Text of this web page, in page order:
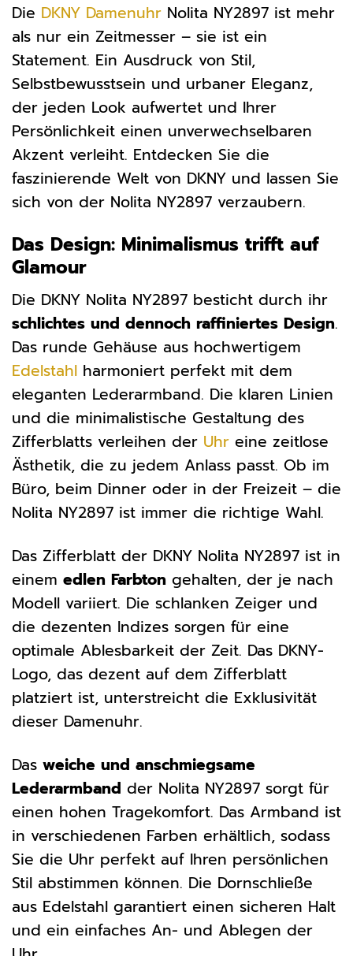
Die DKNY Damenuhr Nolita NY2897 ist mehr
als nur ein Zeitmesser – sie ist ein
Statement. Ein Ausdruck von Stil,
Selbstbewusstsein und urbaner Eleganz,
der jeden Look aufwertet und Ihrer
Persönlichkeit einen unverwechselbaren
Akzent verleiht. Entdecken Sie die
faszinierende Welt von DKNY und lassen Sie
sich von der Nolita NY2897 verzaubern.
Das Design: Minimalismus trifft auf
Glamour
Die DKNY Nolita NY2897 besticht durch ihr
schlichtes und dennoch raffiniertes Design.
Das runde Gehäuse aus hochwertigem
Edelstahl harmoniert perfekt mit dem
eleganten Lederarmband. Die klaren Linien
und die minimalistische Gestaltung des
Zifferblatts verleihen der Uhr eine zeitlose
Ästhetik, die zu jedem Anlass passt. Ob im
Büro, beim Dinner oder in der Freizeit – die
Nolita NY2897 ist immer die richtige Wahl.
Das Zifferblatt der DKNY Nolita NY2897 ist in
einem edlen Farbton gehalten, der je nach
Modell variiert. Die schlanken Zeiger und
die dezenten Indizes sorgen für eine
optimale Ablesbarkeit der Zeit. Das DKNY-
Logo, das dezent auf dem Zifferblatt
platziert ist, unterstreicht die Exklusivität
dieser Damenuhr.
Das weiche und anschmiegsame
Lederarmband der Nolita NY2897 sorgt für
einen hohen Tragekomfort. Das Armband ist
in verschiedenen Farben erhältlich, sodass
Sie die Uhr perfekt auf Ihren persönlichen
Stil abstimmen können. Die Dornschließe
aus Edelstahl garantiert einen sicheren Halt
und ein einfaches An- und Ablegen der